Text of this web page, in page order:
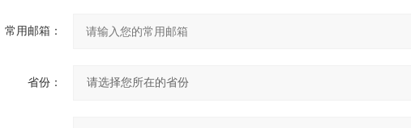
常用邮箱：
省份：